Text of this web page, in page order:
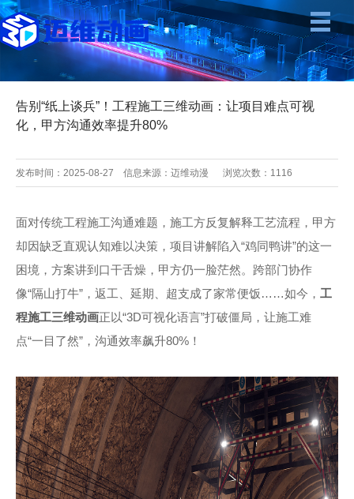
告别“纸上谈兵”！工程施工三维动画：让项目难点可视
化，甲方沟通效率提升80%
发布时间：2025-08-27 信息来源：迈维动漫 浏览次数： 1116
面对传统工程施工沟通难题，施工方反复解释工艺流程，甲方
却因缺乏直观认知难以决策，项目讲解陷入“鸡同鸭讲”的这一
困境，方案讲到口干舌燥，甲方仍一脸茫然。跨部门协作
像“隔山打牛”，返工、延期、超支成了家常便饭……如今， 工
程施工三维动画正以“3D可视化语言”打破僵局，让施工难
点“一目了然”，沟通效率飙升80%！